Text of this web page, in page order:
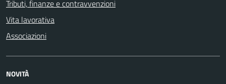
Tributi, finanze e contravvenzioni
Vita lavorativa
Associazioni
NOVITÀ